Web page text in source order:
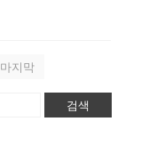
마지막
검색